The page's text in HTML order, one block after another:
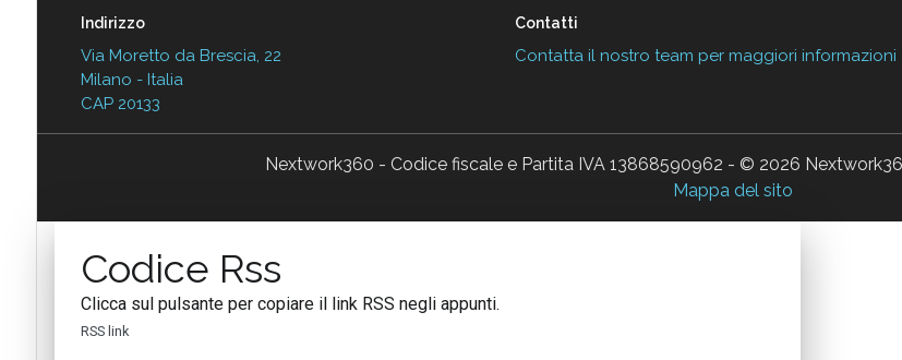
Indirizzo
Via Moretto da Brescia, 22
Milano - Italia
CAP 20133
Contatti
Contatta il nostro team per maggiori informazioni
Nextwork360 - Codice fiscale e Partita IVA 13868590962 - © 2026
Mappa del sito
Codice Rss
Clicca sul pulsante per copiare il link RSS negli appunti.
RSS link